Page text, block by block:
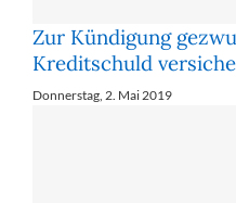
Zur Kündigung
Kreditschuld
Donnerstag, 2. Mai 2019